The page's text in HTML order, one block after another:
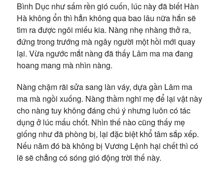
Bình Dục như sấm rền gió cuốn, lúc này đã biết Hàn
Hà không ổn thì hẳn không qua bao lâu nữa hắn sẽ
tìm ra được ngôi miếu kia. Nàng nhẹ nhàng thở ra,
đứng trong trướng mà ngây người một hồi mới quay
lại. Vừa ngước mắt nàng đã thấy Lâm ma ma đang
hoang mang mà nhìn nàng.
Nàng chậm rãi sửa sang làn váy, dựa gần Lâm ma
ma mà ngồi xuống. Nàng thầm nghĩ mẹ để lại vật này
cho nàng tuy không đáng chú ý nhưng luôn có tác
dụng ở lúc mấu chốt. Nhìn thế nào cũng thấy mẹ
giống như đã phòng bị, lại đặc biệt khổ tâm sắp xếp.
Nếu năm đó bà không bị Vương Lệnh hại chết thì có
lẽ sẽ chẳng có sóng gió động trời thế này.